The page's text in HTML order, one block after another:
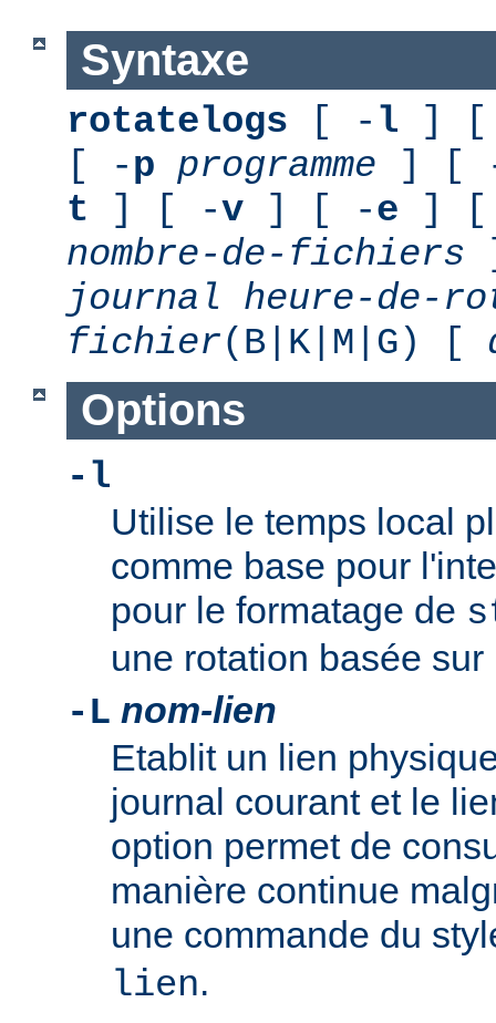
Syntaxe
rotatelogs [ - l ] [
[ -p programme ] [
t ] [ -v ] [ -e ] [
nombre-de-fichiers
journal
heure-de-
fichier(B|K|M|G) [
Options
-l
Utilise le temps local
comme base pour
pour le formatage de
une rotation basée sur
-L nom-lien
Etablit un lien
journal courant et le
option permet de
manière continue
une commande du
lien.